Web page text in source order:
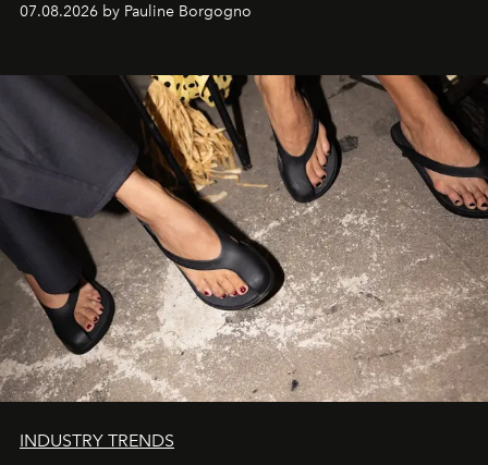
07.08.2026 by Pauline Borgogno
INDUSTRY TRENDS